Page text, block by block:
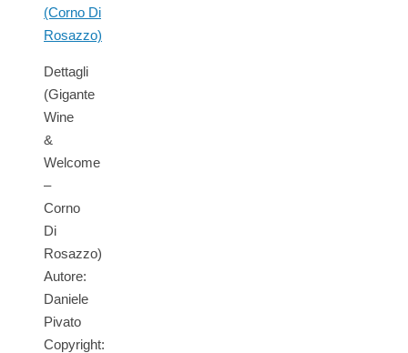
Dettagli
(Gigante
Wine
&
Welcome
–
Corno
Di
Rosazzo)
Autore:
Daniele
Pivato
Copyright: